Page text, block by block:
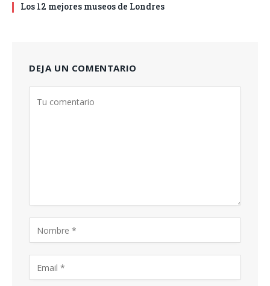
Los 12 mejores museos de Londres
DEJA UN COMENTARIO